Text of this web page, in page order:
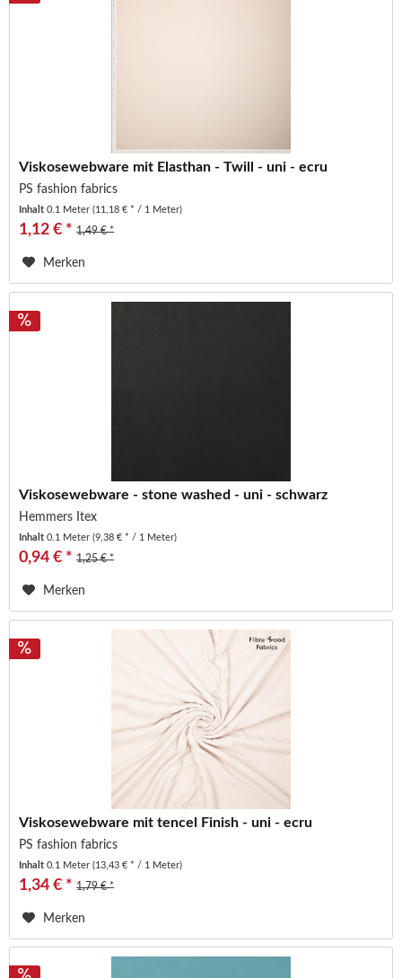
Viskosewebware mit Elasthan - Twill - uni - ecru
PS fashion fabrics
Inhalt0.1 Meter(11,18 € * / 1 Meter)
1,12 € * 1,49 € *
Merken
Viskosewebware - stone washed - uni - schwarz
Hemmers Itex
Inhalt0.1 Meter(9,38 € * / 1 Meter)
0,94 € * 1,25 € *
Merken
Viskosewebware mit tencel Finish - uni - ecru
PS fashion fabrics
Inhalt0.1 Meter(13,43 € * / 1 Meter)
1,34 € * 1,79 € *
Merken